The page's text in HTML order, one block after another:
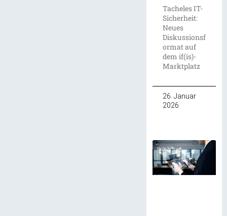
Tacheles IT-
Sicherheit:
Neues
Diskussionsf
ormat auf
dem if(is)-
Marktplatz
26. Januar
2026